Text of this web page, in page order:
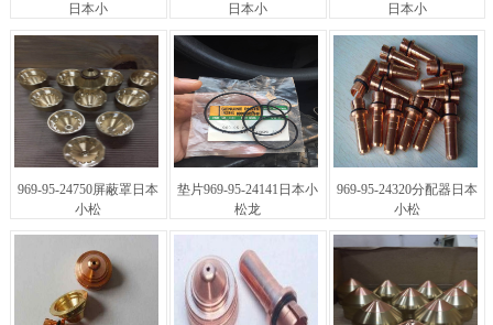
日本小
日本小
日本小
969-95-24750屏蔽罩日本
小松
垫片969-95-24141日本小
松龙
969-95-24320分配器日本
小松